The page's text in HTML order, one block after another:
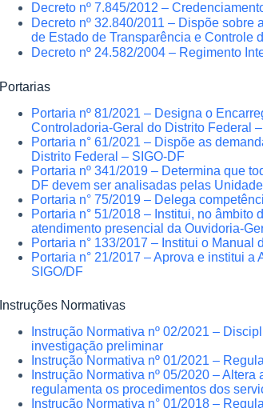
Decreto nº 7.845/2012 –
Decreto nº 32.840/2011 – Dispõe
de Estado de Transparência e Controle
Decreto nº 24.582/2004 – Regimento
Portarias
Portaria nº 81/2021 – Designa o
Controladoria-Geral do Distrito Federal
Portaria n° 61/2021 – Dispõe as
Distrito Federal – SIGO-DF
Portaria nº 341/2019 – Determina que
DF devem ser analisadas pelas
Portaria n° 75/2019 – Delega
Portaria n° 51/2018 – Institui, no
atendimento presencial da Ouvidoria-
Portaria n° 133/2017 – Institui o Manual
Portaria n° 21/2017 – Aprova e institui
SIGO/DF
Instruções Normativas
Instrução Normativa nº 02/2021 –
investigação preliminar
Instrução Normativa nº 01/2021 –
Instrução Normativa nº 05/2020 –
regulamenta os procedimentos dos
Instrução Normativa n° 01/2018 –